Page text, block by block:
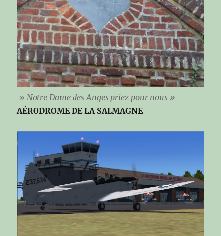
» Notre Dame des Anges priez pour nous »
AÉRODROME DE LA SALMAGNE